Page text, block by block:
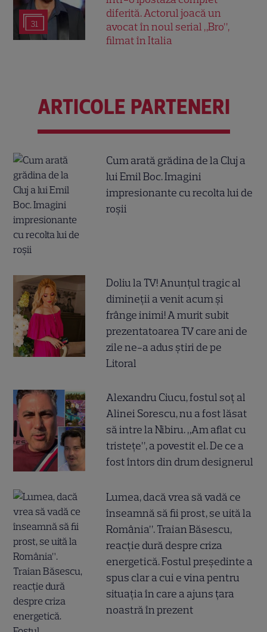
31
diferită. Actorul joacă un
avocat în noul serial „Bro”,
filmat în Italia
ARTICOLE PARTENERI
Cum arată grădina de la Cluj a
lui Emil Boc. Imagini
impresionante cu recolta lui de
roșii
Doliu la TV! Anunțul tragic al
dimineții a venit acum și
frânge inimi! A murit subit
prezentatoarea TV care ani de
zile ne-a adus știri de pe
Litoral
Alexandru Ciucu, fostul soț al
Alinei Sorescu, nu a fost lăsat
să intre la Nibiru. „Am aflat cu
tristețe”, a povestit el. De ce a
fost întors din drum designerul
Lumea, dacă vrea să vadă ce
înseamnă să fii prost, se uită la
România”. Traian Băsescu,
reacție dură despre criza
energetică. Fostul președinte a
spus clar a cui e vina pentru
situația în care a ajuns țara
noastră în prezent